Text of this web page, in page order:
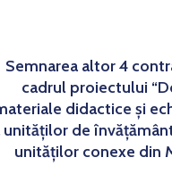
Semnarea altor 4
cadrul proiectului
didactice și
unităților de
unităților conexe din